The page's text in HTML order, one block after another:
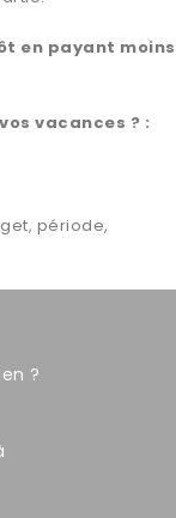
en payant moins
vacances ? :
période,
?